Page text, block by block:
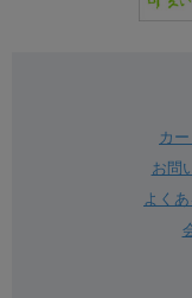
カ
お問
よく